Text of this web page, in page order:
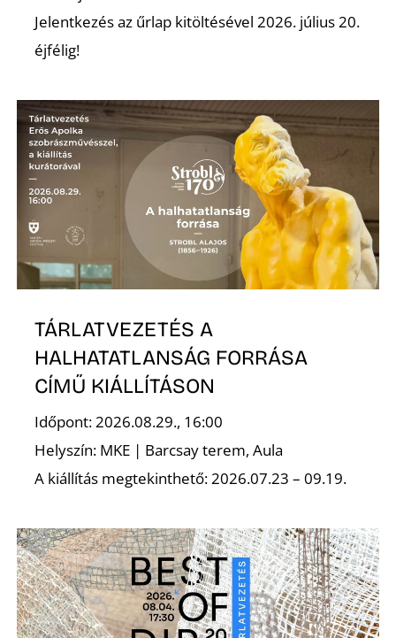
Jelentkezés az űrlap kitöltésével 2026. július 20.
éjfélig!
TÁRLATVEZETÉS A
HALHATATLANSÁG FORRÁSA
CÍMŰ KIÁLLÍTÁSON
Időpont: 2026.08.29., 16:00
Helyszín: MKE | Barcsay terem, Aula
A kiállítás megtekinthető: 2026.07.23 – 09.19.